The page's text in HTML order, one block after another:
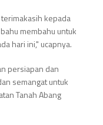
terimakasih kepada
membahu untuk
hari ini," ucapnya.
persiapan dan
semangat untuk
Tanah Abang